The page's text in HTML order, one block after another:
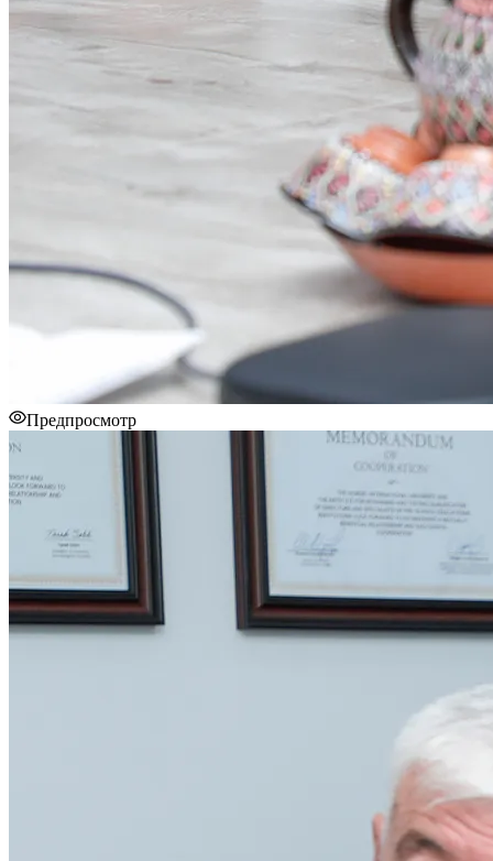
Предпросмотр